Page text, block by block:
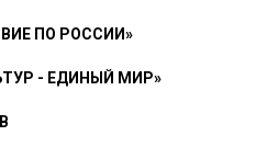
ПО РОССИИ»
- ЕДИНЫЙ МИР»